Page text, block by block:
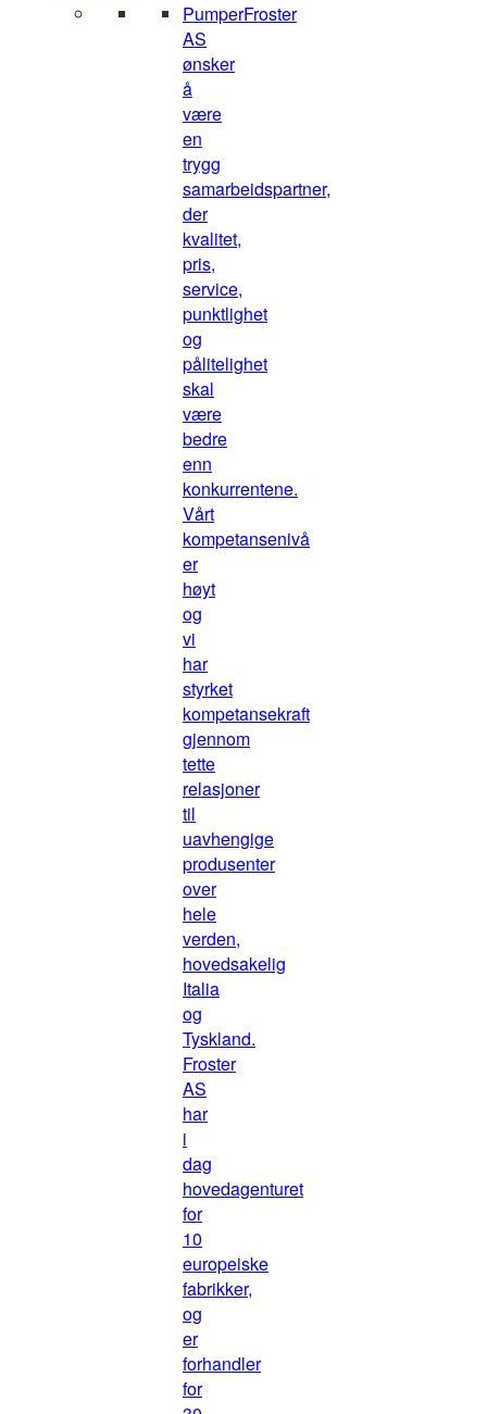
PumperFroster
AS
ønsker
å
være
en
trygg
samarbeidspartner,
der
kvalitet,
pris,
service,
punktlighet
og
pålitelighet
skal
være
bedre
enn
konkurrentene.
Vårt
kompetansenivå
er
høyt
og
vi
har
styrket
kompetansekraft
gjennom
tette
relasjoner
til
uavhengige
produsenter
over
hele
verden,
hovedsakelig
Italia
og
Tyskland.
Froster
AS
har
i
dag
hovedagenturet
for
10
europeiske
fabrikker,
og
er
forhandler
for